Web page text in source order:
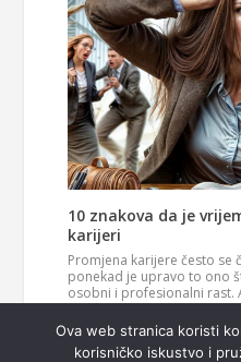
10 znakova da je
karijeri
Promjena karijere često se
ponekad je upravo to ono
osobni i profesionalni rast.
ovih znakova, možda je
smjeru u svom životu. 1.
više
Ova web stranica koristi
korisničko iskustvo i